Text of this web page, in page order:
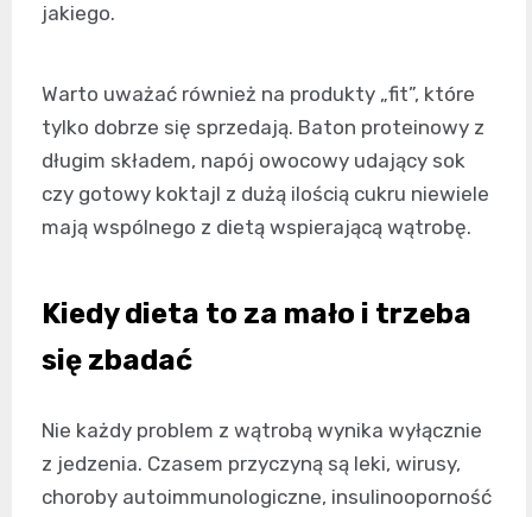
jakiego.
Warto uważać również na produkty „fit”, które
tylko dobrze się sprzedają. Baton proteinowy z
długim składem, napój owocowy udający sok
czy gotowy koktajl z dużą ilością cukru niewiele
mają wspólnego z dietą wspierającą wątrobę.
Kiedy dieta to za mało i trzeba
się zbadać
Nie każdy problem z wątrobą wynika wyłącznie
z jedzenia. Czasem przyczyną są leki, wirusy,
choroby autoimmunologiczne, insulinooporność